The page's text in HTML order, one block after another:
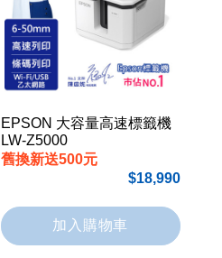
EPSON 大容量高速標籤機
LW-Z5000
舊換新送500元
18,990
加入購物車